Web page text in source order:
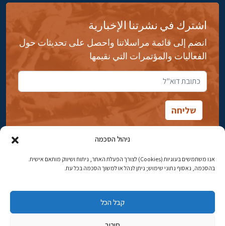
ניהול הסכמה
אנו משתמשים בעוגיות (Cookies) לצורך הפעלת האתר, ניתוח ושיווק מותאם אישית.
בהסכמה, נאסוף נתוני שימוש; ניתן לנהל או למשוך הסכמה בכל עת.
קבל הכל
اشترك في نشرتنا الإخبارية
انضم إلى قائمة مراسلاتنا واحصل على تحديثات حول
الفعاليات والمؤتمرات التي نقيمها
شارع ابن جبيرول، رحافيا ١٤ أورشليم - القدس
البريد الإلكتروني:najww2@ybz.org.il